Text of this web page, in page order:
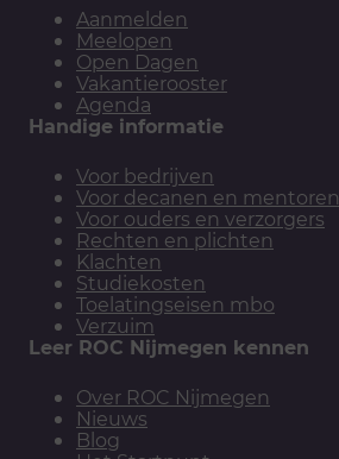
Aanmelden
Meelopen
Open Dagen
Vakantierooster
Agenda
Handige informatie
Voor bedrijven
Voor decanen en mentoren
Voor ouders en verzorgers
Rechten en plichten
Klachten
Studiekosten
Toelatingseisen mbo
Verzuim
Leer ROC Nijmegen kennen
Over ROC Nijmegen
Nieuws
Blog